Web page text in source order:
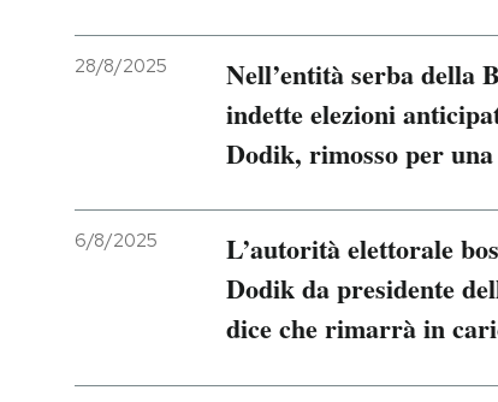
AREA PERSONALE
28/8/2025
Nell’entità serba della
indette elezioni
Dodik, rimosso per
6/8/2025
L’autorità elettorale
Dodik da presidente
dice che rimarrà in